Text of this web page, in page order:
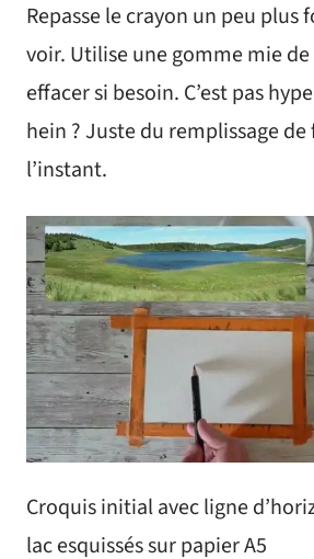
Repasse le crayon un peu plus
voir. Utilise une gomme mie
effacer si besoin. C’est pas
hein ? Juste du remplissage
l’instant.
Croquis initial avec ligne
lac esquissés sur papier A5